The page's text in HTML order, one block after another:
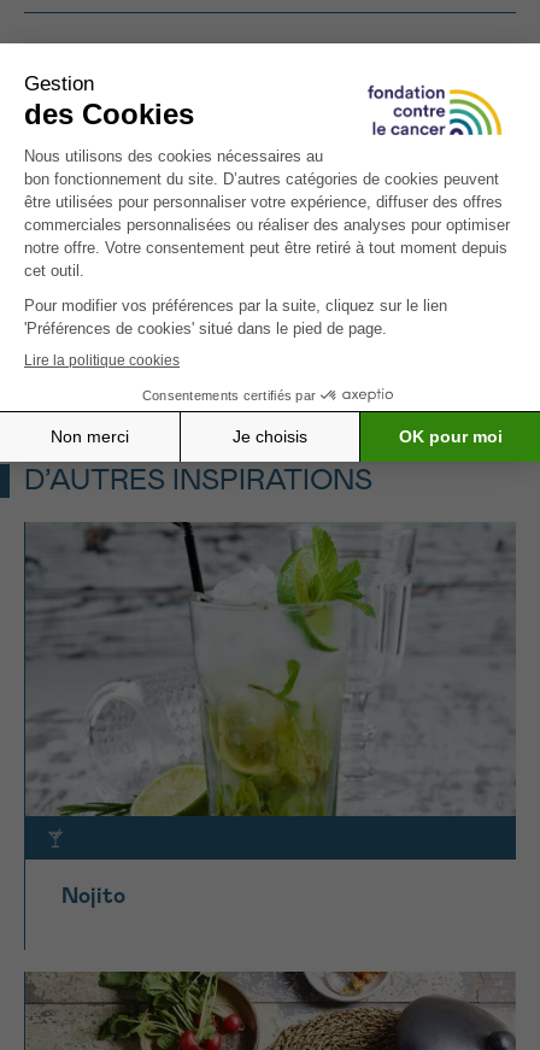
ATTENTION : Cette recette est
destinée aux personnes atteintes d’un
cancer. Celle-ci est riche en calories
et/ou protéines, ou spécifiquement
développée pour certains symptômes
(perte d’appétit, nausées, altération du
goût et fatigue).
Vous aimez les soupes douces et végétariennes ?
Essayez notrevelouté riche au chou-fleur et brie
une autre recette onctueuse et nourrissante.
D’AUTRES INSPIRATIONS
Nojito